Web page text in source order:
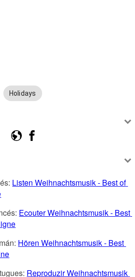
Holidays
Listen Weihnachtsmusik - Best of
Ecouter Weihnachtsmusik - Best
Hören Weihnachtsmusik - Best
Reproduzir Weihnachtsmusik